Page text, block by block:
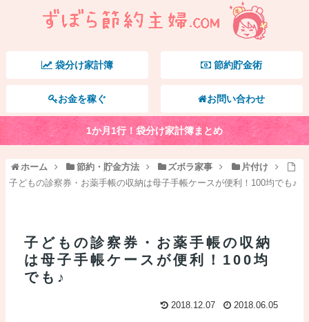
袋分け家計簿 節約貯金術
お金を稼ぐ お問い合わせ
1か月1行！袋分け家計簿まとめ
ホーム 節約・貯金方法 ズボラ家事
片付け
子どもの診察券・お薬手帳の収納は母子手帳ケースが便利！100均でも♪
子どもの診察券・お薬手帳の収納
は母子手帳ケースが便利！100均
でも♪
2018.12.07 2018.06.05